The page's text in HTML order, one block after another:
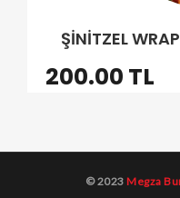
ŞİNİTZEL
200.00 TL
© 2023Megza